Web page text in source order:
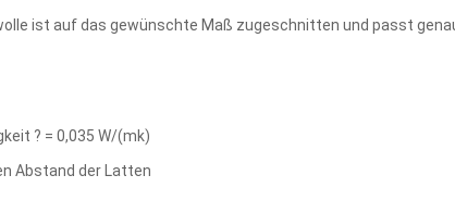
ist auf das gewünschte Maß zugeschnitten und passt
? = 0,035 W/(mk)
Abstand der Latten